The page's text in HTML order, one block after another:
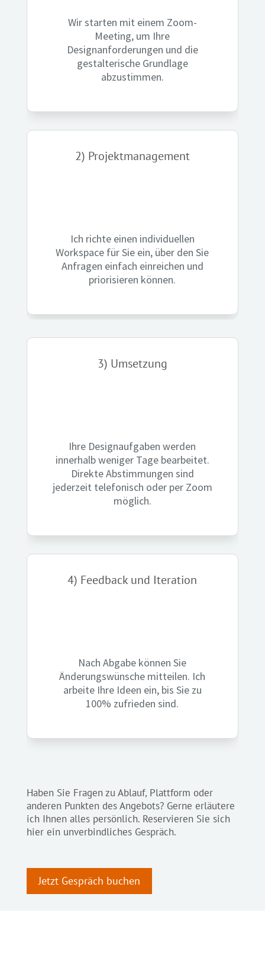
Wir starten mit einem Zoom-
Meeting, um Ihre
Designanforderungen und die
gestalterische Grundlage
abzustimmen.
2) Projekt­management
Ich richte einen individuellen
Workspace für Sie ein, über den Sie
Anfragen einfach einreichen und
priorisieren können.
3) Umsetzung
Ihre Designaufgaben werden
innerhalb weniger Tage bearbeitet.
Direkte Abstimmungen sind
jederzeit telefonisch oder per Zoom
möglich.
4) Feedback und Iteration
Nach Abgabe können Sie
Änderungswünsche mitteilen. Ich
arbeite Ihre Ideen ein, bis Sie zu
100% zufrieden sind.
Haben Sie Fragen zu Ablauf, Plattform oder
anderen Punkten des Angebots? Gerne erläutere
ich Ihnen alles persönlich. Reservieren Sie sich
hier ein unverbindliches Gespräch.
Jetzt Gespräch buchen